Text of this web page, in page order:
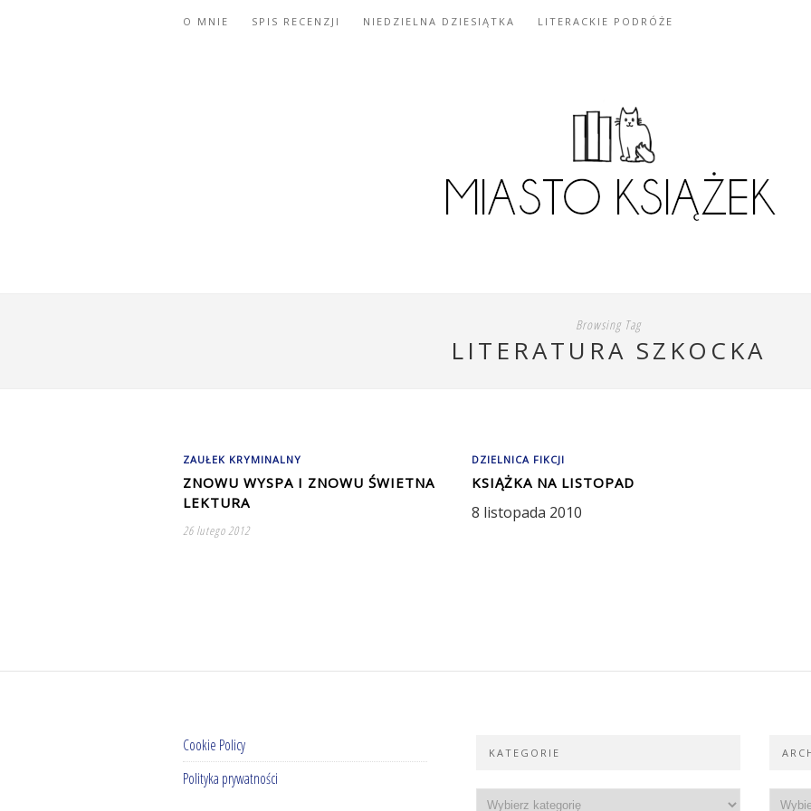
O MNIE SPIS RECENZJI NIEDZIELNA DZIESIĄTKA LITERACKIE PODRÓŻE
Browsing Tag
LITERATURA SZKOCKA
ZAUŁEK KRYMINALNY
ZNOWU WYSPA I ZNOWU ŚWIETNA
LEKTURA
26 lutego 2012
DZIELNICA FIKCJI
KSIĄŻKA NA LISTOPAD
8 listopada 2010
Cookie Policy
Polityka prywatności
KATEGORIE